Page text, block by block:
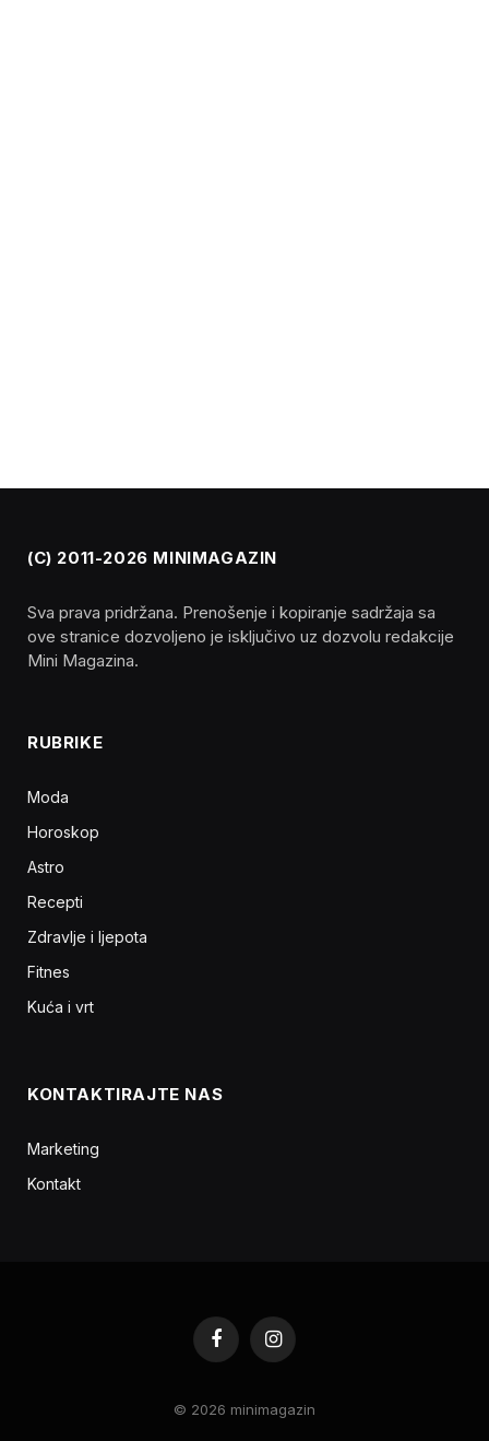
(C) 2011-2026 MINIMAGAZIN
Sva prava pridržana. Prenošenje i kopiranje sadržaja sa
ove stranice dozvoljeno je isključivo uz dozvolu redakcije
Mini Magazina.
RUBRIKE
Moda
Horoskop
Astro
Recepti
Zdravlje i ljepota
Fitnes
Kuća i vrt
KONTAKTIRAJTE NAS
Marketing
Kontakt
FacebookInstagram
© 2026 minimagazin